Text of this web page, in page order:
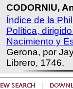
CODORNIU,
Índice de la
Política,
Nacimiento y
Gerona, por
Librero, 1746.